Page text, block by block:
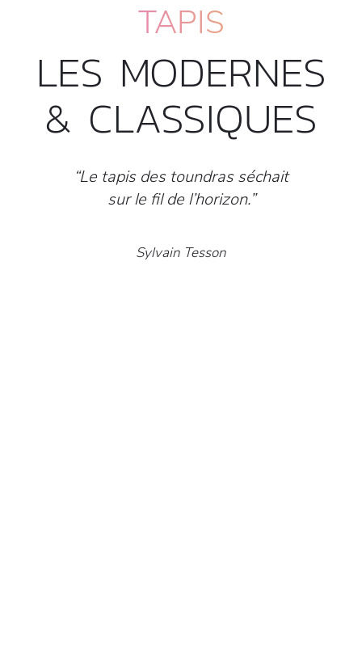
TAPIS
LES MODERNES
& CLASSIQUES
“Le tapis des toundras séchait
sur le fil de l’horizon.”
Sylvain Tesson